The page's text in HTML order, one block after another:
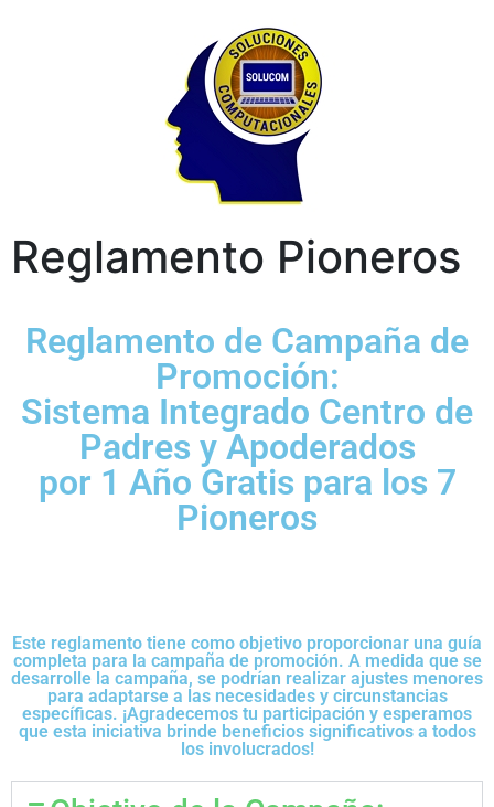
Reglamento Pioneros
Reglamento de Campaña de
Promoción:
Sistema Integrado Centro de
Padres y Apoderados
por 1 Año Gratis para los 7
Pioneros
Este reglamento tiene como objetivo proporcionar una guía
completa para la campaña de promoción. A medida que se
desarrolle la campaña, se podrían realizar ajustes menores
para adaptarse a las necesidades y circunstancias
específicas. ¡Agradecemos tu participación y esperamos
que esta iniciativa brinde beneficios significativos a todos
los involucrados!